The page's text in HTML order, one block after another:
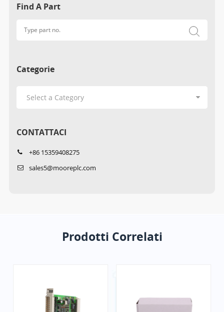
Find A Part
Categorie
CONTATTACI
+86 15359408275
sales5@mooreplc.com
Prodotti Correlati